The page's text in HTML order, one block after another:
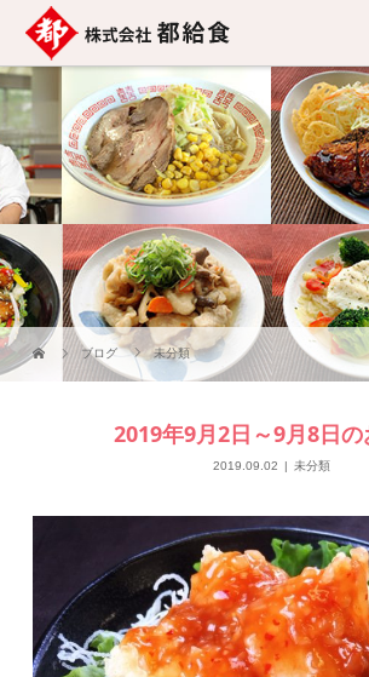
ブログ 未分類
2019年9月2日～9月8日
2019.09.02 未分類